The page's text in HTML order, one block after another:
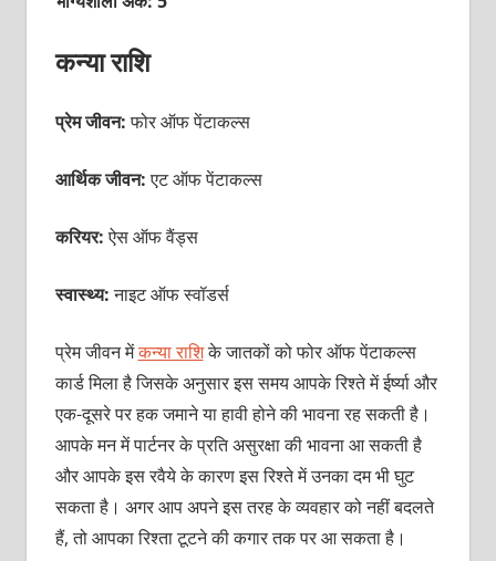
कन्‍या राशि
प्रेम जीवन:फोर ऑफ पेंटाकल्‍स
आर्थिक जीवन:एट ऑफ पेंटाकल्‍स
करियर:ऐस ऑफ वैंड्स
स्वास्थ्य:नाइट ऑफ स्‍वॉडर्स
प्रेम जीवन मेंकन्‍या राशिके जातकों को फोर ऑफ पेंटाकल्‍स
कार्ड मिला है जिसके अनुसार इस समय आपके रिश्‍ते में ईर्ष्‍या और
एक-दूसरे पर हक जमाने या हावी होने की भावना रह सकती है।
आपके मन में पार्टनर के प्रति असुरक्षा की भावना आ सकती है
और आपके इस रवैये के कारण इस रिश्‍ते में उनका दम भी घुट
सकता है। अगर आप अपने इस तरह के व्‍यवहार को नहीं बदलते
हैं, तो आपका रिश्‍ता टूटने की कगार तक पर आ सकता है।